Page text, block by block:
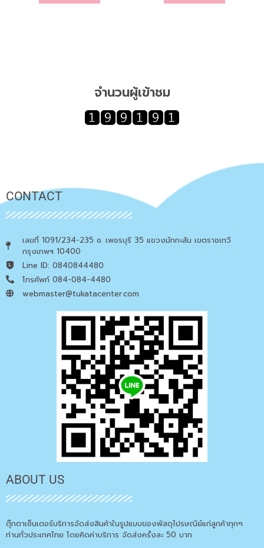
จำนวนผู้เข้าชม
CONTACT
เลขที่ 1091/234-235 ซ. เพชรบุรี 35 แขวงมักกะสัน เขตราชเทวี
กรุงเทพฯ 10400
Line ID: 0840844480
โทรศัพท์ 084-084-4480
webmaster@tukatacenter.com
ABOUT US
ตุ๊กตาเซ็นเตอร์บริการจัดส่งสินค้าในรูปแบบของพัสดุไปรษณีย์แก่ลูกค้าทุกๆ
ท่านทั่วประเทศไทย โดยคิดค่าบริการ จัดส่งครั้งละ 50 บาท